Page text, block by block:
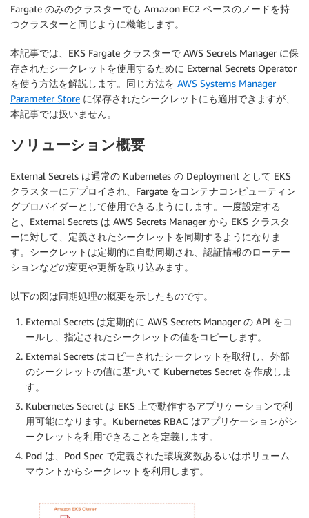
Fargate のみのクラスターでも Amazon EC2 ベースのノードを持
つクラスターと同じように機能します。
本記事では、EKS Fargate クラスターで AWS Secrets Manager に保
存されたシークレットを使用するために External Secrets Operator
を使う方法を解説します。同じ方法を AWS Systems Manager
Parameter Store に保存されたシークレットにも適用できますが、
本記事では扱いません。
ソリューション概要
External Secrets は通常の Kubernetes の Deployment として EKS
クラスターにデプロイされ、Fargate をコンテナコンピューティン
グプロバイダーとして使用できるようにします。一度設定する
と、External Secrets は AWS Secrets Manager から EKS クラスタ
ーに対して、定義されたシークレットを同期するようになりま
す。シークレットは定期的に自動同期され、認証情報のローテー
ションなどの変更や更新を取り込みます。
以下の図は同期処理の概要を示したものです。
External Secrets は定期的に AWS Secrets Manager の API をコ
ールし、指定されたシークレットの値をコピーします。
External Secrets はコピーされたシークレットを取得し、外部
のシークレットの値に基づいて Kubernetes Secret を作成しま
す。
Kubernetes Secret は EKS 上で動作するアプリケーションで利
用可能になります。Kubernetes RBAC はアプリケーションがシ
ークレットを利用できることを定義します。
Pod は、Pod Spec で定義された環境変数あるいはボリューム
マウントからシークレットを利用します。